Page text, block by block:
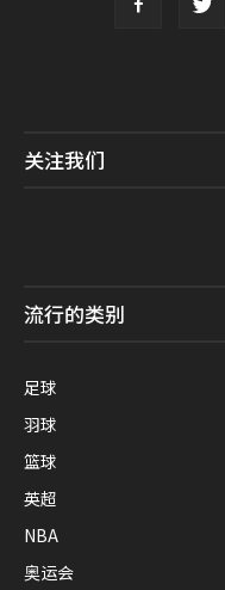
关注我们
流行的类别
足球
羽球
篮球
英超
NBA
奥运会